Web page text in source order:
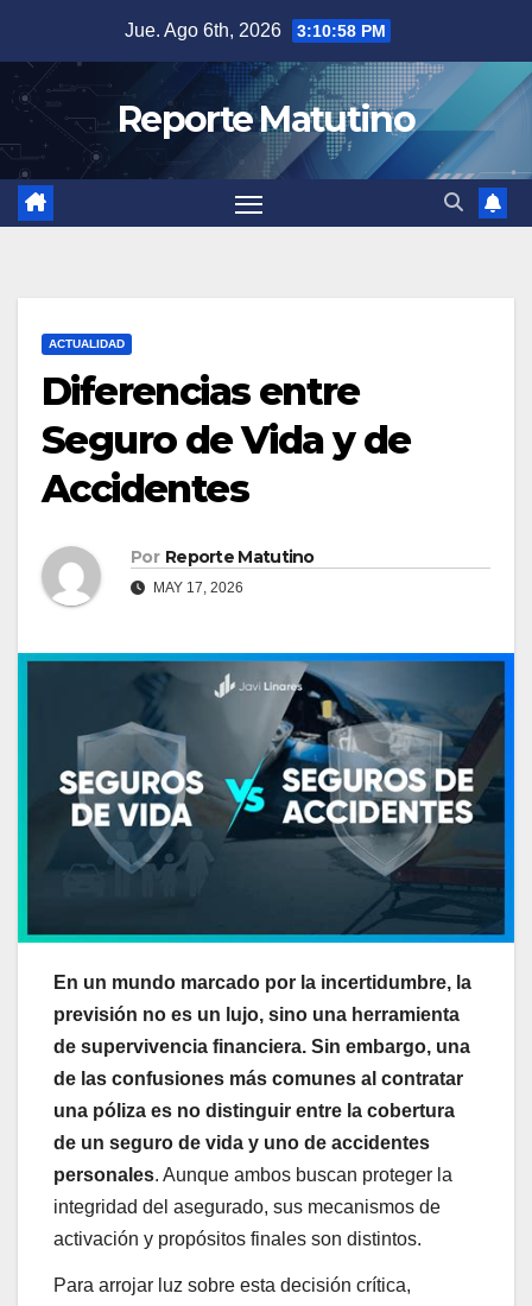
contenido
Jue. Ago 6th, 2026 3:11:00 PM
Reporte Matutino
ACTUALIDAD
Diferencias entre
Seguro de Vida y de
Accidentes
Por Reporte Matutino
MAY 17, 2026
En un mundo marcado por la incertidumbre, la
previsión no es un lujo, sino una herramienta
de supervivencia financiera. Sin embargo, una
de las confusiones más comunes al contratar
una póliza es no distinguir entre la cobertura
de un seguro de vida y uno de accidentes
personales. Aunque ambos buscan proteger la
integridad del asegurado, sus mecanismos de
activación y propósitos finales son distintos.
Para arrojar luz sobre esta decisión crítica,